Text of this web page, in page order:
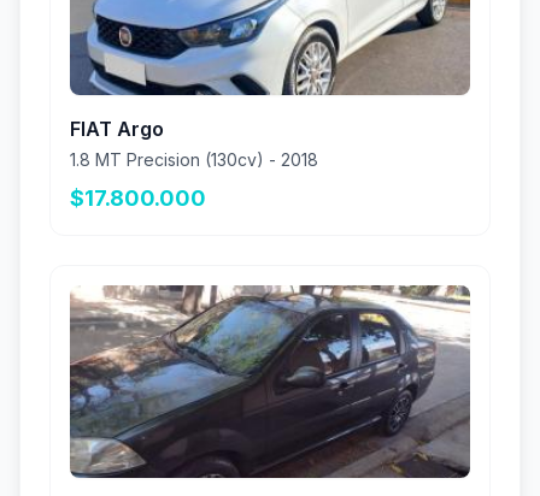
FIAT Argo
1.8 MT Precision (130cv) - 2018
$17.800.000